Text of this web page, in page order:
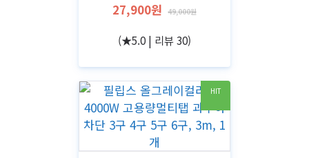
27,900원 49,000원
(★5.0 | 리뷰 30)
HIT